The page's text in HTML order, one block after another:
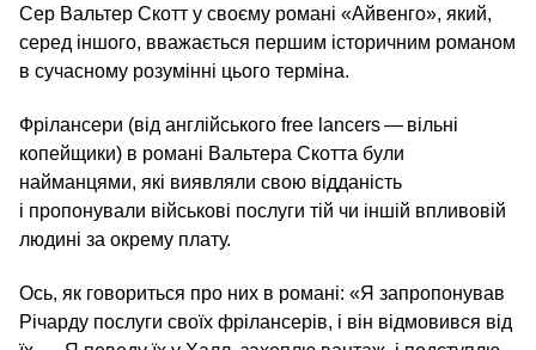
Сер Вальтер Скотт у своєму романі «Айвенго», який,
серед іншого, вважається першим історичним романом
в сучасному розумінні цього терміна.
Фрілансери (від англійського free lancers — вільні
копейщики) в романі Вальтера Скотта були
найманцями, які виявляли свою відданість
і пропонували військові послуги тій чи іншій впливовій
людині за окрему плату.
Ось, як говориться про них в романі: «Я запропонував
Річарду послуги своїх фрілансерів, і він відмовився від